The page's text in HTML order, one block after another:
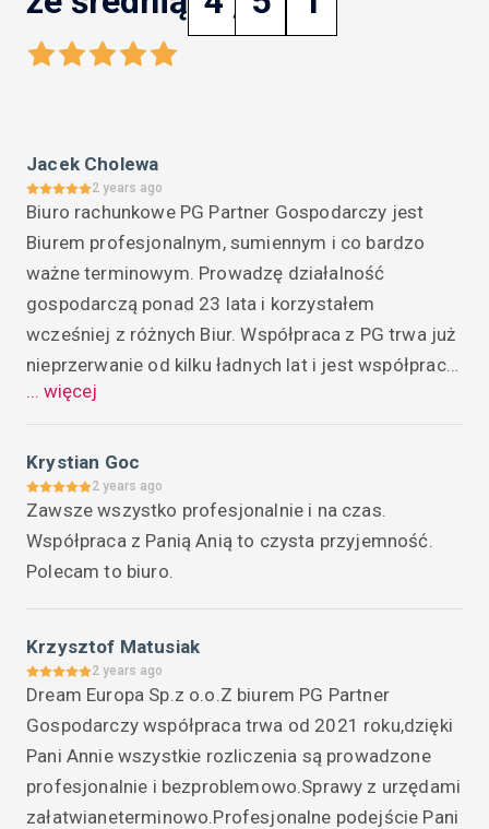
Jacek Cholewa
2 years ago
Biuro rachunkowe PG Partner Gospodarczy jest
Biurem profesjonalnym, sumiennym i co bardzo
ważne terminowym. Prowadzę działalność
gospodarczą ponad 23 lata i korzystałem
wcześniej z różnych Biur. Współpraca z PG trwa już
nieprzerwanie od kilku ładnych lat i jest współpraca
bezproblemową. Ze strony Biura można liczyć na
rozwiązywane są "od ręki". Personel Biura poza
profesjonalnym podejściem, wiedzą, starannością
charakteryzuje się "ludzkim podejściem".
Korzystając z okazji chciałbym podziękować Pani
Ani i Pani Ewie za pilnowanie moich tematów :-)
... więcej
Krystian Goc
2 years ago
Zawsze wszystko profesjonalnie i na czas.
Współpraca z Panią Anią to czysta przyjemność.
Polecam to biuro.
Krzysztof Matusiak
2 years ago
Dream Europa Sp.z o.o.Z biurem PG Partner
Gospodarczy współpraca trwa od 2021 roku,dzięki
Pani Annie wszystkie rozliczenia są prowadzone
profesjonalnie i bezproblemowo.Sprawy z urzędami
załatwianeterminowo.Profesjonalne podejście Pani